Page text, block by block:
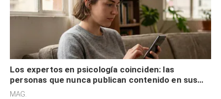
Los expertos en psicología coinciden: las
personas que nunca publican contenido en sus
redes sociales no pretenden buscar validación
MAG.